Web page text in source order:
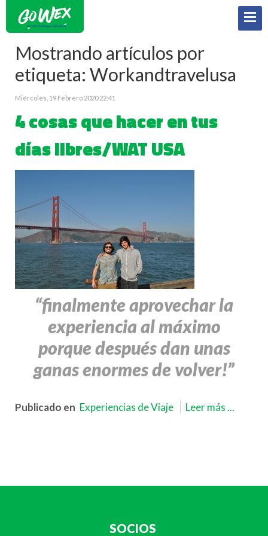
Mostrando artículos por
etiqueta: Workandtravelusa
Miércoles, 19 Febrero 2020 22:41
4 cosas que hacer en tus
días libres/WAT USA
“finalmente aprovechar la
experiencia al máximo
porque después dan unas
ganas enormes de volver!”
Publicado en Experiencias de Viaje Leer más ...
SOCIOS